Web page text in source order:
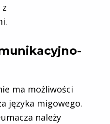
ma możliwości
języka migowego.
należy